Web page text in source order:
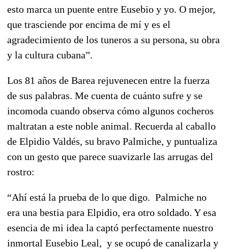
esto marca un puente entre Eusebio y yo. O mejor,
que trasciende por encima de mí y es el
agradecimiento de los tuneros a su persona, su obra
y la cultura cubana”.
Los 81 años de Barea rejuvenecen entre la fuerza
de sus palabras. Me cuenta de cuánto sufre y se
incomoda cuando observa cómo algunos cocheros
maltratan a este noble animal. Recuerda al caballo
de Elpidio Valdés, su bravo Palmiche, y puntualiza
con un gesto que parece suavizarle las arrugas del
rostro:
“Ahí está la prueba de lo que digo. Palmiche no
era una bestia para Elpidio, era otro soldado. Y esa
esencia de mi idea la captó perfectamente nuestro
inmortal Eusebio Leal, y se ocupó de canalizarla y